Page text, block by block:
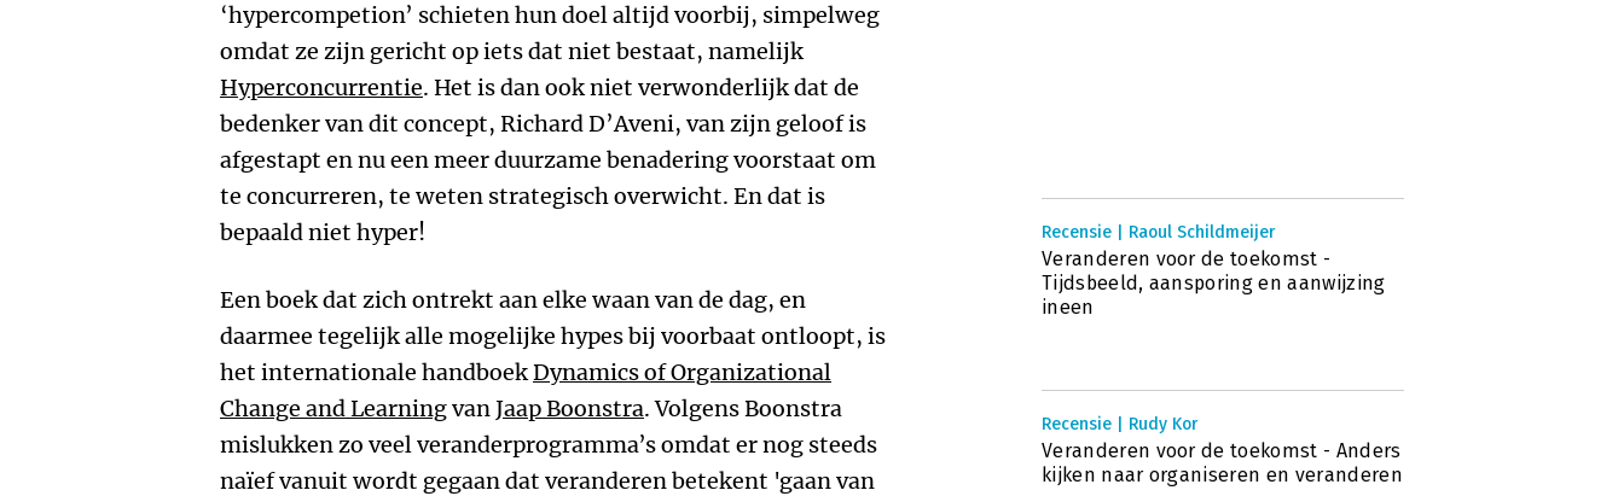
‘hypercompetion’ schieten hun doel altijd voorbij, simpelweg
omdat ze zijn gericht op iets dat niet bestaat, namelijk
Hyperconcurrentie. Het is dan ook niet verwonderlijk dat de
bedenker van dit concept, Richard D’Aveni, van zijn geloof is
afgestapt en nu een meer duurzame benadering voorstaat om
te concurreren, te weten strategisch overwicht. En dat is
bepaald niet hyper!
Een boek dat zich ontrekt aan elke waan van de dag, en
daarmee tegelijk alle mogelijke hypes bij voorbaat ontloopt, is
het internationale handboekDynamics of Organizational
Change and LearningvanJaap Boonstra. Volgens Boonstra
mislukken zo veel veranderprogramma’s omdat er nog steeds
naïef vanuit wordt gegaan dat veranderen betekent 'gaan van
Recensie | Raoul Schildmeijer
Veranderen voor de toekomst -
Tijdsbeeld, aansporing en aanwijzing
ineen
Recensie | Rudy Kor
Veranderen voor de toekomst - Anders
kijken naar organiseren en veranderen